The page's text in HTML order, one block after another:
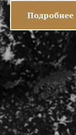
Подробнее